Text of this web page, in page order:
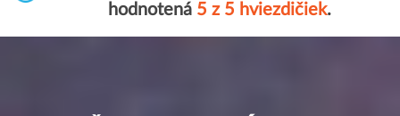
hodnotená 5 z 5 hviezdičiek.